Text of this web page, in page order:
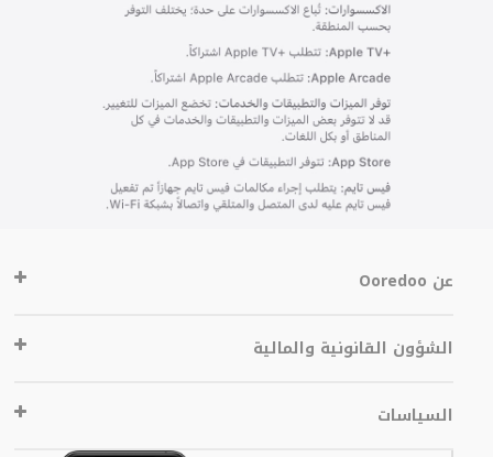
عن Ooredoo
الشؤون القانونية والمالية
السياسات